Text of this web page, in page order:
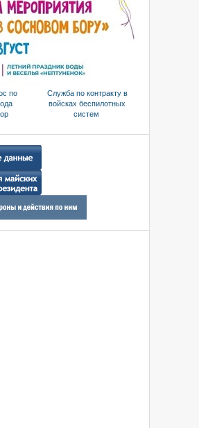
по
Служба по контракту в
войсках беспилотных
систем